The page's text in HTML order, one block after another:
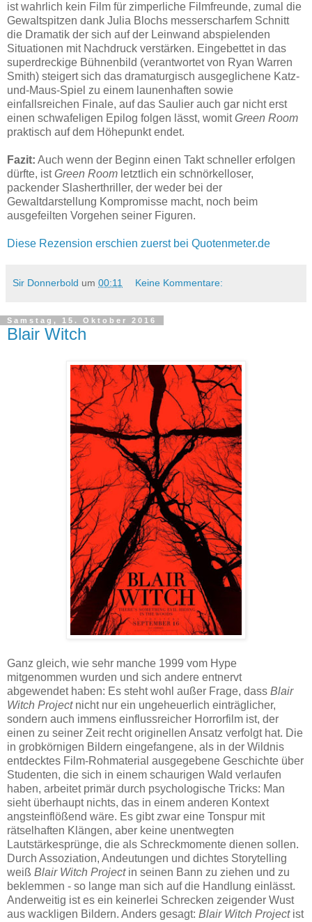
ist wahrlich kein Film für zimperliche Filmfreunde, zumal die
Gewaltspitzen dank Julia Blochs messerscharfem Schnitt
die Dramatik der sich auf der Leinwand abspielenden
Situationen mit Nachdruck verstärken. Eingebettet in das
superdreckige Bühnenbild (verantwortet von Ryan Warren
Smith) steigert sich das dramaturgisch ausgeglichene Katz-
und-Maus-Spiel zu einem launenhaften sowie
einfallsreichen Finale, auf das Saulier auch gar nicht erst
einen schwafeligen Epilog folgen lässt, womitGreen Room
praktisch auf dem Höhepunkt endet.
Fazit: Auch wenn der Beginn einen Takt schneller erfolgen
dürfte, istGreen Room letztlich ein schnörkelloser,
packender Slasherthriller, der weder bei der
Gewaltdarstellung Kompromisse macht, noch beim
ausgefeilten Vorgehen seiner Figuren.
Diese Rezension erschien zuerst bei Quotenmeter.de
Sir Donnerbold um 00:11 Keine Kommentare:
Samstag, 15. Oktober 2016
Blair Witch
Ganz gleich, wie sehr manche 1999 vom Hype
mitgenommen wurden und sich andere entnervt
abgewendet haben: Es steht wohl außer Frage, dass Blair
Witch Projectnicht nur ein ungeheuerlich einträglicher,
sondern auch immens einflussreicher Horrorfilm ist, der
einen zu seiner Zeit recht originellen Ansatz verfolgt hat. Die
in grobkörnigen Bildern eingefangene, als in der Wildnis
entdecktes Film-Rohmaterial ausgegebene Geschichte über
Studenten, die sich in einem schaurigen Wald verlaufen
haben, arbeitet primär durch psychologische Tricks: Man
sieht überhaupt nichts, das in einem anderen Kontext
angsteinflößend wäre. Es gibt zwar eine Tonspur mit
rätselhaften Klängen, aber keine unentwegten
Lautstärkesprünge, die als Schreckmomente dienen sollen.
Durch Assoziation, Andeutungen und dichtes Storytelling
weiß Blair Witch Projectin seinen Bann zu ziehen und zu
beklemmen - so lange man sich auf die Handlung einlässt.
Anderweitig ist es ein keinerlei Schrecken zeigender Wust
aus wackligen Bildern. Anders gesagt: Blair Witch Projectist